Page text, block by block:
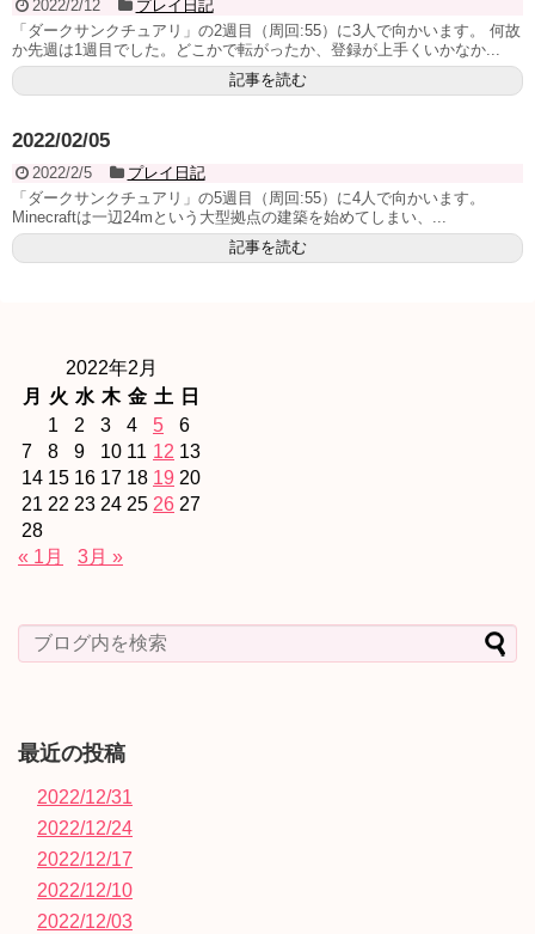
2022/2/12
プレイ日記
「ダークサンクチュアリ」の2週目（周回:55）に3人で向かいます。 何故
か先週は1週目でした。どこかで転がったか、登録が上手くいかなか...
記事を読む
2022/02/05
2022/2/5
プレイ日記
「ダークサンクチュアリ」の5週目（周回:55）に4人で向かいます。
Minecraftは一辺24mという大型拠点の建築を始めてしまい、...
記事を読む
2022年2月
月
火 水 木 金 土
日
1
2 3 4 5
6
7
8 9 10 11 12 13
14 15 16 17 18 19 20
21 22 23 24 25 26 27
28
« 1月
3月 »
最近の投稿
2022/12/31
2022/12/24
2022/12/17
2022/12/10
2022/12/03